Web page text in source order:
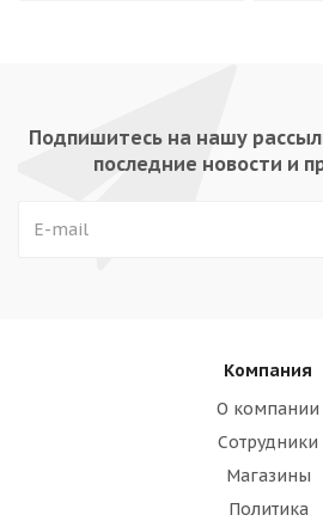
Подпишитесь на нашу
последние новости и
Компания
О компании
Сотрудники
Магазины
Политика